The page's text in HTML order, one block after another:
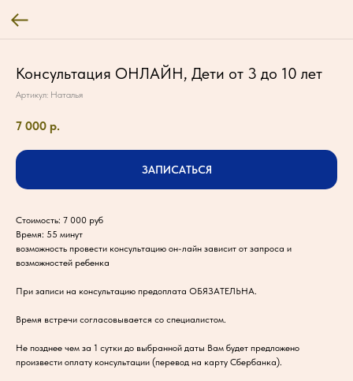
Консультация ОНЛАЙН, Дети от 3 до 10 лет
Артикул: Наталья
7 000 р.
ЗАПИСАТЬСЯ
Стоимость: 7 000 руб
Время: 55 минут
возможность провести консультацию он-лайн зависит от запроса и
возможностей ребенка
При записи на консультацию предоплата ОБЯЗАТЕЛЬНА.
Время встречи согласовывается со специалистом.
Не позднее чем за 1 сутки до выбранной даты Вам будет предложено
произвести оплату консультации (перевод на карту Сбербанка).